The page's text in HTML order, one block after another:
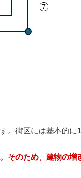
。街区には基本的に
そのため、建物の増